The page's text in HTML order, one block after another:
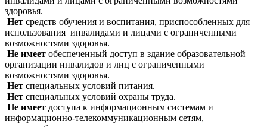
здоровья.
Нет средств обучения и воспитания, приспособленных для
использования инвалидами и лицами с ограниченными
возможностями здоровья.
Не имеет обеспеченный доступ в здание образовательной
организации инвалидов и лиц с ограниченными
возможностями здоровья.
Нет специальных условий питания.
Нет специальных условий охраны труда.
Не имеет доступа к информационным системам и
информационно-телекоммуникационным сетям,